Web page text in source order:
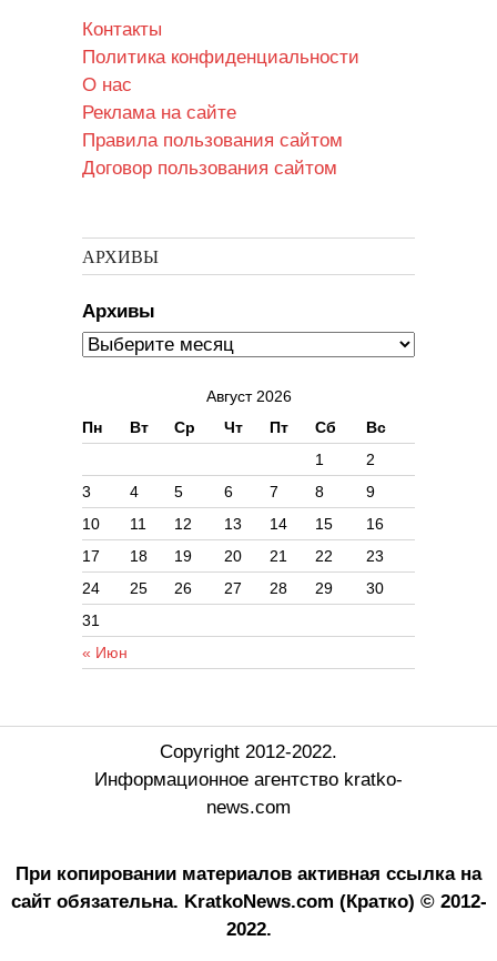
Контакты
Политика конфиденциальности
О нас
Реклама на сайте
Правила пользования сайтом
Договор пользования сайтом
АРХИВЫ
Архивы
Август 2026
Пн
Вт Ср Чт Пт Сб Вс
« Июн
1
2
3
4 5 6 7 8
9
10
11 12 13 14 15
16
17
18 19 20 21 22
23
24
25 26 27 28 29
30
31
Copyright 2012-2022.
Информационное агентство kratko-
news.com
При копировании материалов активная ссылка на
сайт обязательна. KratkoNews.com (Кратко) © 2012-
2022.